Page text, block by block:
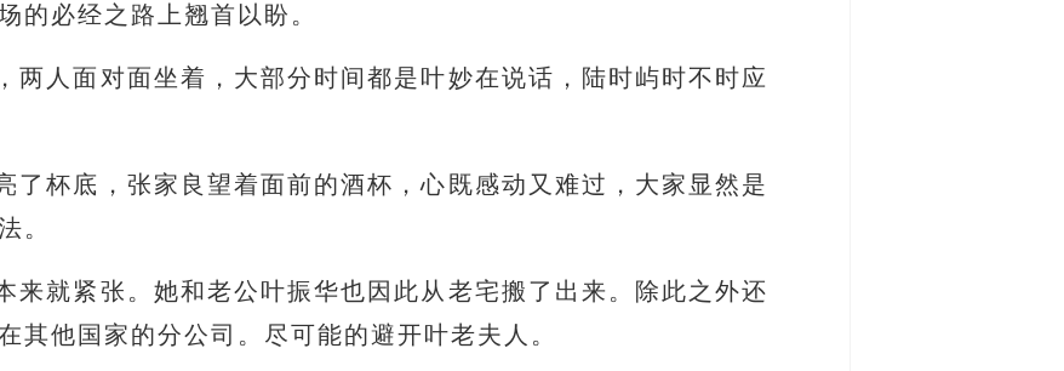
的必经之路上翘首以盼。
两人面对面坐着，大部分时间都是叶妙在说话，陆时屿时不时应
了杯底，张家良望着面前的酒杯，心既感动又难过，大家显然是
。
来就紧张。她和老公叶振华也因此从老宅搬了出来。除此之外还
其他国家的分公司。尽可能的避开叶老夫人。